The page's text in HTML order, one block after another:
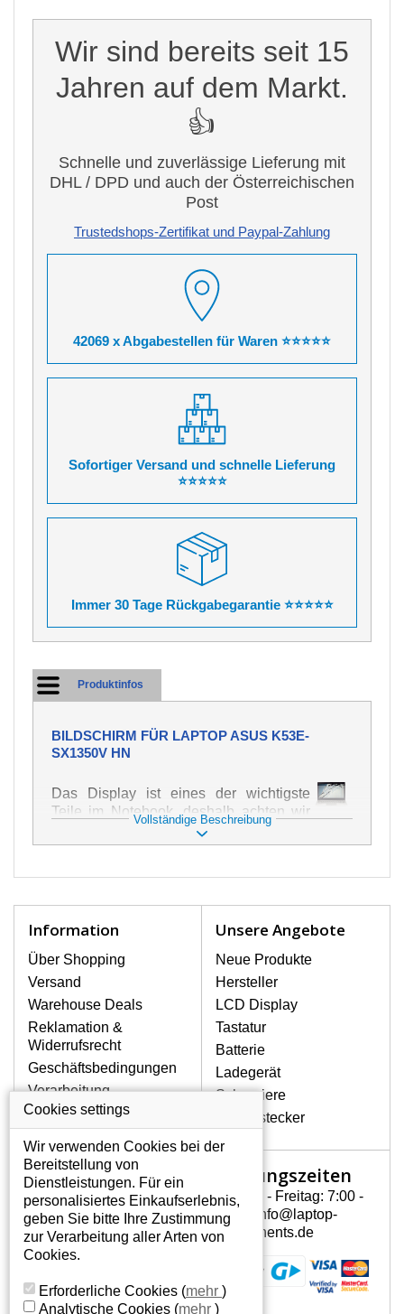
Wir sind bereits seit 15
Jahren auf dem Markt.
👍
Schnelle und zuverlässige Lieferung mit
DHL / DPD und auch der Österreichischen
Post
Trustedshops-Zertifikat und Paypal-Zahlung
42069 x Abgabestellen für Waren ⭐⭐⭐⭐⭐
Sofortiger Versand und schnelle Lieferung
⭐⭐⭐⭐⭐
Immer 30 Tage Rückgabegarantie ⭐⭐⭐⭐⭐
Produktinfos
BILDSCHIRM FÜR LAPTOP ASUS K53E-
SX1350V HN
Das Display ist eines der wichtigste
Teile im Notebook, deshalb achten wir
auf höchste Qualität dieses Ersatzteils.
Er dient zur Darstellung von Texten und
schnell, deshalb ist es wichtig, mit dem
Zu den häufigsten Beschädigungen
gehören mechanische Schäden, z. B.
ein geborstenes Display oder Risse.
Ferner senkrechte Streifen, das Display
leuchtet nicht, blinkt unregelmäßig oder
ist ungleichmäßig hell.
LCD DISPLAYS ASUS K53E-
SX1350V HN VON HÖCHSTER
Originaldisplays, die die hohe
Qualitätsklasse A+ erfüllen, also
ohne mangelhafte Pixel, und
zwar über die gesamte
Garantiezeit.
WIE KÖNNEN SIE FESTSTELLEN,
WELCHES DISPLAY SIE FÜR IHREN
NOTEBOOK BRAUCHEN ASUS K53E-
Vollständige Beschreibung
Information
Über Shopping
Versand
Warehouse Deals
Reklamation &
Widerrufsrecht
Geschäftsbedingungen
Verarbeitung
personenbezogener
Daten
Über uns - Impressum
Unsere Angebote
Neue Produkte
Hersteller
LCD Display
Tastatur
Batterie
Ladegerät
Scharniere
Gerätestecker
Mein Konto
Mein Konto
Persönliche Daten
Addressen
Öffnungszeiten
Montag - Freitag: 7:00 -
15:30 info@laptop-
components.de
Cookies settings
Wir verwenden Cookies bei der
Bereitstellung von
Dienstleistungen. Für ein
personalisiertes Einkaufserlebnis,
geben Sie bitte Ihre Zustimmung
zur Verarbeitung aller Arten von
Cookies.
Erforderliche Cookies (mehr )
Analytische Cookies (mehr )